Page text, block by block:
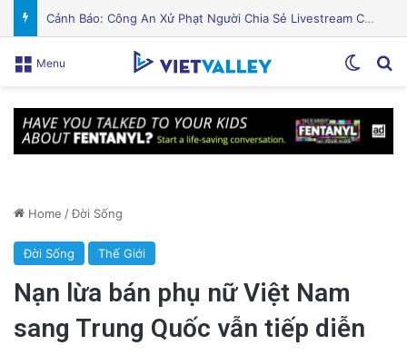
PGS.TS Hà Đình Đức: Di sản và Hành trình Cuộc đời của Nhà Khoa học Xuất sắc
Menu
Home /Đời Sống
Đời Sống Thế Giới
Nạn lừa bán phụ nữ Việt Nam
sang Trung Quốc vẫn tiếp diễn